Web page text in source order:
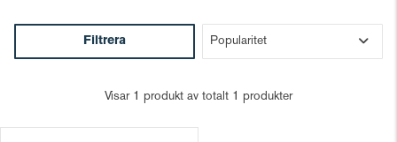
Filtrera
Visar 1 produkt av totalt 1 produkter